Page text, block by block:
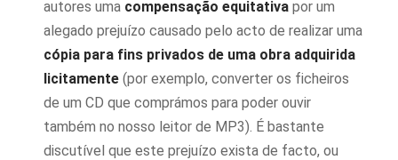
autores uma compensação equitativa por um
alegado prejuízo causado pelo acto de realizar uma
cópia para fins privados de uma obra adquirida
licitamente (por exemplo, converter os ficheiros
de um CD que comprámos para poder ouvir
também no nosso leitor de MP3). É bastante
discutível que este prejuízo exista de facto, ou